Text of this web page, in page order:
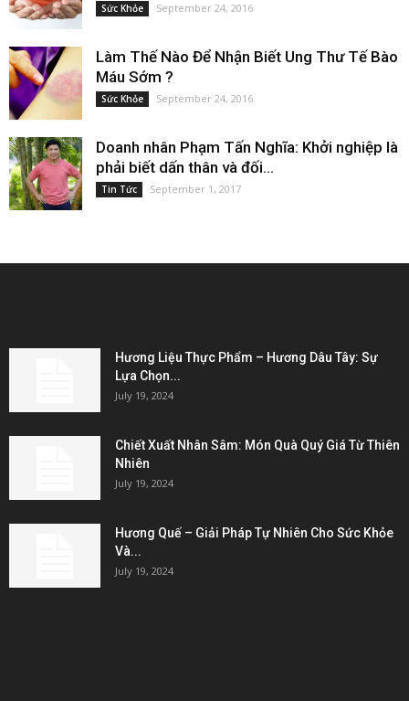
Sức Khỏe September 24, 2016
Làm Thế Nào Để Nhận Biết Ung Thư Tế Bào
Máu Sớm ?
Sức Khỏe September 24, 2016
Doanh nhân Phạm Tấn Nghĩa: Khởi nghiệp là
phải biết dấn thân và đối...
Tin Tức September 1, 2017
Hương Liệu Thực Phẩm – Hương Dâu Tây: Sự
Lựa Chọn...
July 19, 2024
Chiết Xuất Nhân Sâm: Món Quà Quý Giá Từ Thiên
Nhiên
July 19, 2024
Hương Quế – Giải Pháp Tự Nhiên Cho Sức Khỏe
Và...
July 19, 2024